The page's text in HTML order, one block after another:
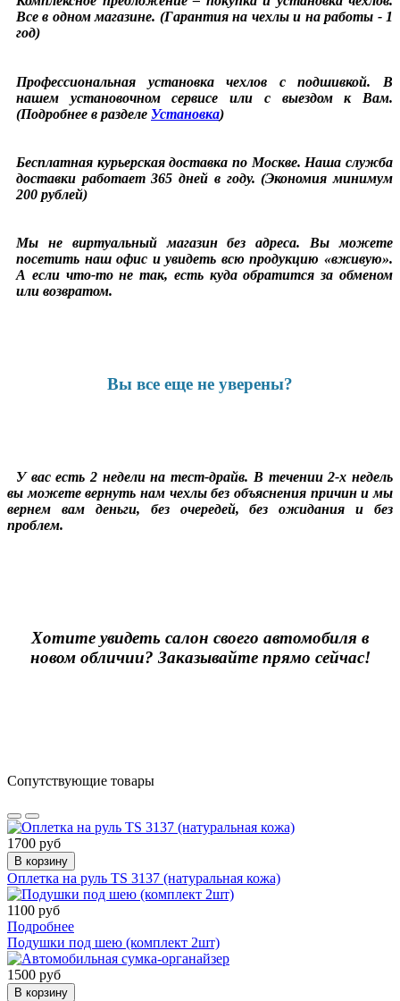
Все в одном магазине. (Гарантия на чехлы и на работы - 1
год)
Профессиональная установка чехлов с подшивкой. В
нашем установочном сервисе или с выездом к Вам.
(Подробнее в разделе Установка)
Бесплатная курьерская доставка по Москве. Наша служба
доставки работает 365 дней в году. (Экономия минимум
200 рублей)
Мы не виртуальный магазин без адреса. Вы можете
посетить наш офис и увидеть всю продукцию «вживую».
А если что-то не так, есть куда обратится за обменом
или возвратом.
Вы все еще не уверены?
У вас есть 2 недели на тест-драйв. В течении 2-х недель
вы можете вернуть нам чехлы без объяснения причин и мы
вернем вам деньги, без очередей, без ожидания и без
проблем.
Хотите увидеть салон своего автомобиля в
новом обличии? Заказывайте прямо сейчас!
Сопутствующие товары
1700 руб
В корзину
Оплетка на руль TS 3137 (натуральная кожа)
1100 руб
Подробнее
Подушки под шею (комплект 2шт)
1500 руб
В корзину